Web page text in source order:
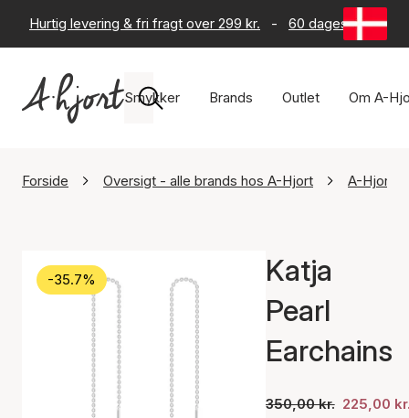
Hurtig levering & fri fragt over 299 kr. - 60 dages returret
Smykker Brands Outlet Om A-
Forside Oversigt - alle brands hos A-Hjort A-Hjort
-35.7%
Katja
Pearl
Earchains
350,00 kr. 225,00